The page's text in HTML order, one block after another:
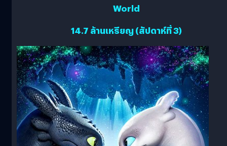
World
14.7 ล้านเหรียญ (สัปดาห์ที่ 3)